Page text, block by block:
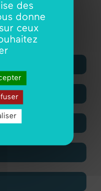
sur...
des
donne
ceux